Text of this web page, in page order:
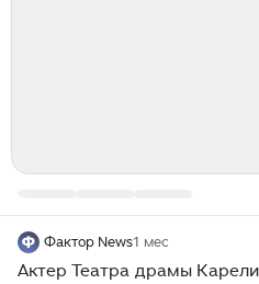
Фактор News1 мес
Актер Театра драмы